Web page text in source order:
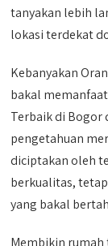
tanyakan lebih
lokasi terdekat
Kebanyakan
bakal
Terbaik di Bogor
pengetahuan
diciptakan oleh
berkualitas,
yang bakal
Membikin